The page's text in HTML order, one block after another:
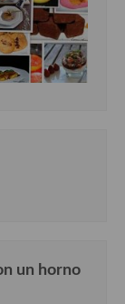
un horno